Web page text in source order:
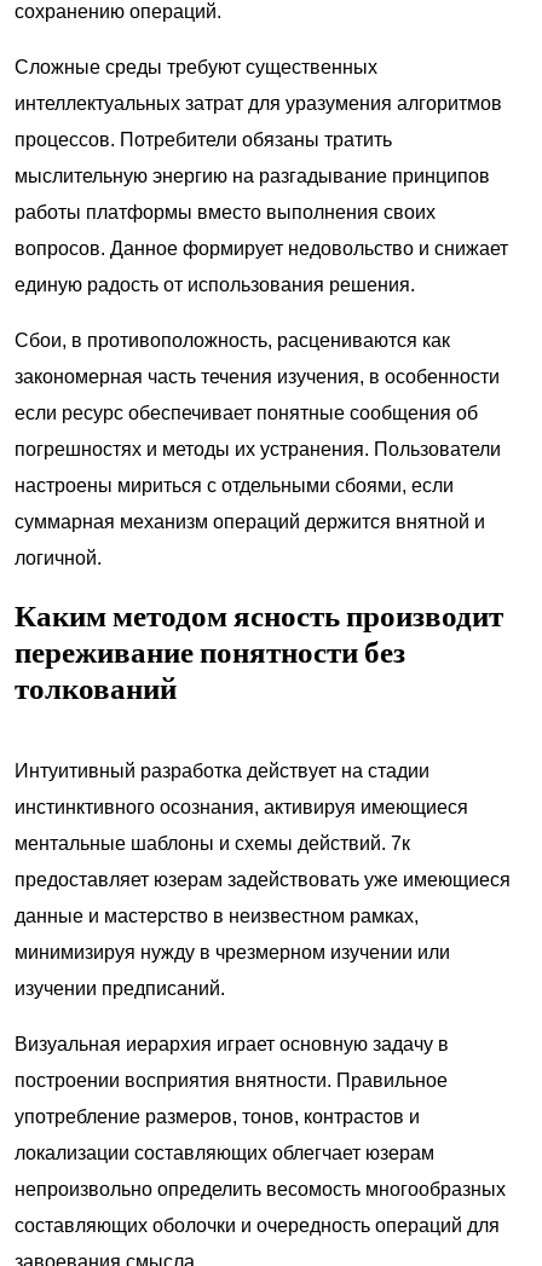
сохранению операций.
Сложные среды требуют существенных
интеллектуальных затрат для уразумения алгоритмов
процессов. Потребители обязаны тратить
мыслительную энергию на разгадывание принципов
работы платформы вместо выполнения своих
вопросов. Данное формирует недовольство и снижает
единую радость от использования решения.
Сбои, в противоположность, расцениваются как
закономерная часть течения изучения, в особенности
если ресурс обеспечивает понятные сообщения об
погрешностях и методы их устранения. Пользователи
настроены мириться с отдельными сбоями, если
суммарная механизм операций держится внятной и
логичной.
Каким методом ясность производит
переживание понятности без
толкований
Интуитивный разработка действует на стадии
инстинктивного осознания, активируя имеющиеся
ментальные шаблоны и схемы действий. 7к
предоставляет юзерам задействовать уже имеющиеся
данные и мастерство в неизвестном рамках,
минимизируя нужду в чрезмерном изучении или
изучении предписаний.
Визуальная иерархия играет основную задачу в
построении восприятия внятности. Правильное
употребление размеров, тонов, контрастов и
локализации составляющих облегчает юзерам
непроизвольно определить весомость многообразных
составляющих оболочки и очередность операций для
завоевания смысла.